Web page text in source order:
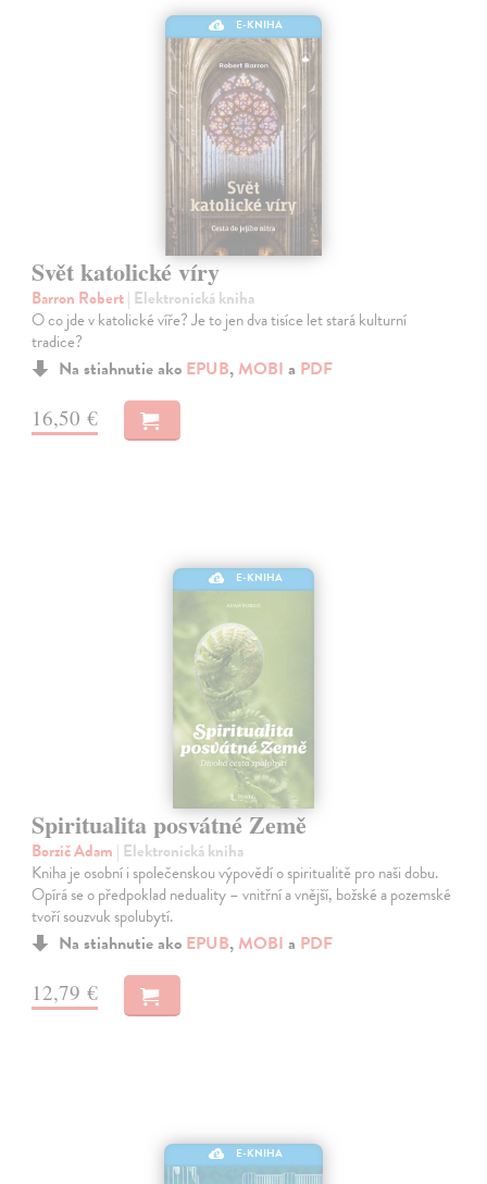
E-KNIHA
Svět katolické víry
Barron Robert| Elektronická kniha
O co jde v katolické víře? Je to jen dva tisíce let stará kulturní
tradice?
Na stiahnutie ako EPUB, MOBI a PDF
16,50 €
E-KNIHA
Spiritualita posvátné Země
Borzič Adam | Elektronická kniha
Kniha je osobní i společenskou výpovědí o spiritualitě pro naši dobu.
Opírá se o předpoklad neduality – vnitřní a vnější, božské a pozemské
tvoří souzvuk spolubytí.
Na stiahnutie ako EPUB, MOBI a PDF
12,79 €
E-KNIHA